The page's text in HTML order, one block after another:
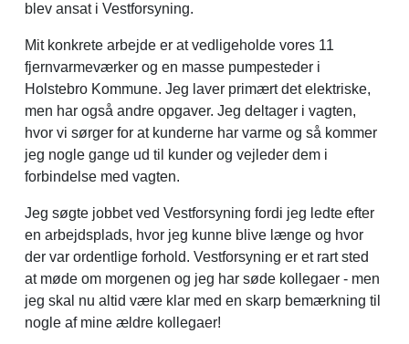
blev ansat i Vestforsyning.
Mit konkrete arbejde er at vedligeholde vores 11
fjernvarmeværker og en masse pumpesteder i
Holstebro Kommune. Jeg laver primært det elektriske,
men har også andre opgaver. Jeg deltager i vagten,
hvor vi sørger for at kunderne har varme og så kommer
jeg nogle gange ud til kunder og vejleder dem i
forbindelse med vagten.
Jeg søgte jobbet ved Vestforsyning fordi jeg ledte efter
en arbejdsplads, hvor jeg kunne blive længe og hvor
der var ordentlige forhold. Vestforsyning er et rart sted
at møde om morgenen og jeg har søde kollegaer - men
jeg skal nu altid være klar med en skarp bemærkning til
nogle af mine ældre kollegaer!